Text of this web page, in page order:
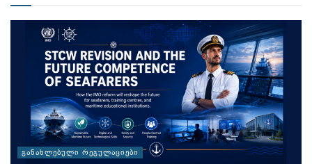
ᲒᲐᲜᲐᲮᲚᲔᲑᲣᲚᲘ ᲠᲔᲒᲣᲚᲐᲪᲘᲔᲑᲘ